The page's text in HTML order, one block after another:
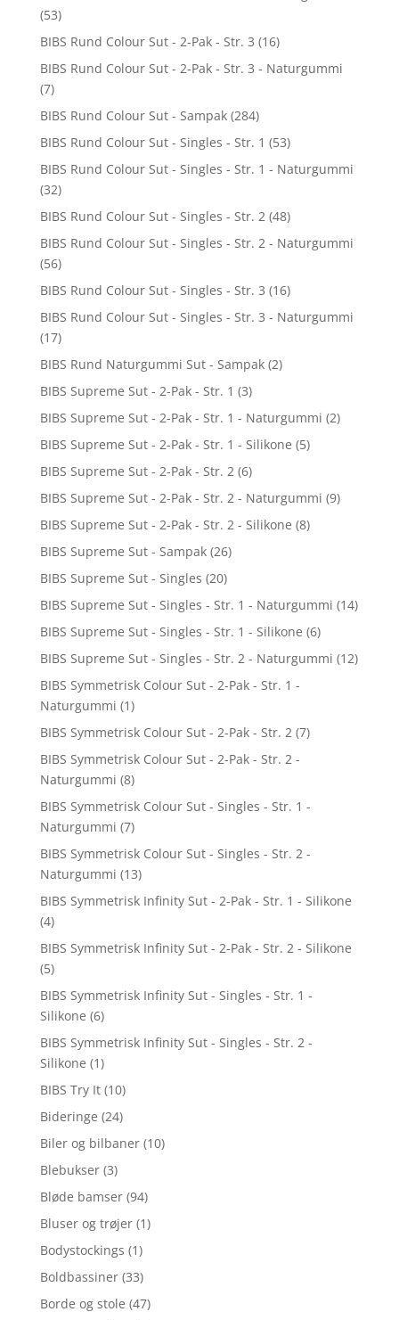
(53)
BIBS Rund Colour Sut - 2-Pak - Str. 3 (16)
BIBS Rund Colour Sut - 2-Pak - Str. 3 - Naturgummi
(7)
BIBS Rund Colour Sut - Sampak (284)
BIBS Rund Colour Sut - Singles - Str. 1 (53)
BIBS Rund Colour Sut - Singles - Str. 1 - Naturgummi
(32)
BIBS Rund Colour Sut - Singles - Str. 2 (48)
BIBS Rund Colour Sut - Singles - Str. 2 - Naturgummi
(56)
BIBS Rund Colour Sut - Singles - Str. 3 (16)
BIBS Rund Colour Sut - Singles - Str. 3 - Naturgummi
(17)
BIBS Rund Naturgummi Sut - Sampak (2)
BIBS Supreme Sut - 2-Pak - Str. 1 (3)
BIBS Supreme Sut - 2-Pak - Str. 1 - Naturgummi (2)
BIBS Supreme Sut - 2-Pak - Str. 1 - Silikone (5)
BIBS Supreme Sut - 2-Pak - Str. 2 (6)
BIBS Supreme Sut - 2-Pak - Str. 2 - Naturgummi (9)
BIBS Supreme Sut - 2-Pak - Str. 2 - Silikone (8)
BIBS Supreme Sut - Sampak (26)
BIBS Supreme Sut - Singles (20)
BIBS Supreme Sut - Singles - Str. 1 - Naturgummi (14)
BIBS Supreme Sut - Singles - Str. 1 - Silikone (6)
BIBS Supreme Sut - Singles - Str. 2 - Naturgummi (12)
BIBS Symmetrisk Colour Sut - 2-Pak - Str. 1 -
Naturgummi (1)
BIBS Symmetrisk Colour Sut - 2-Pak - Str. 2 (7)
BIBS Symmetrisk Colour Sut - 2-Pak - Str. 2 -
Naturgummi (8)
BIBS Symmetrisk Colour Sut - Singles - Str. 1 -
Naturgummi (7)
BIBS Symmetrisk Colour Sut - Singles - Str. 2 -
Naturgummi (13)
BIBS Symmetrisk Infinity Sut - 2-Pak - Str. 1 - Silikone
(4)
BIBS Symmetrisk Infinity Sut - 2-Pak - Str. 2 - Silikone
(5)
BIBS Symmetrisk Infinity Sut - Singles - Str. 1 -
Silikone (6)
BIBS Symmetrisk Infinity Sut - Singles - Str. 2 -
Silikone (1)
BIBS Try It (10)
Bideringe (24)
Biler og bilbaner (10)
Blebukser (3)
Bløde bamser (94)
Bluser og trøjer (1)
Bodystockings (1)
Boldbassiner (33)
Borde og stole (47)